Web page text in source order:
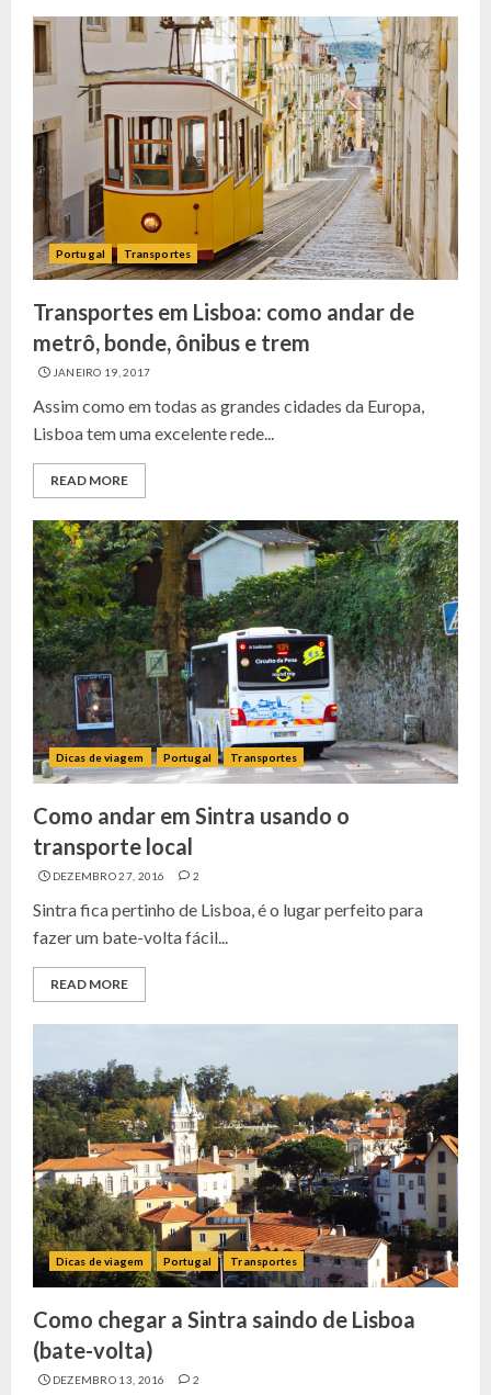
Portugal Transportes
Transportes em Lisboa: como andar de
metrô, bonde, ônibus e trem
JANEIRO 19, 2017
Assim como em todas as grandes cidades da Europa,
Lisboa tem uma excelente rede...
READ MORE
Dicas de viagem Portugal Transportes
Como andar em Sintra usando o
transporte local
DEZEMBRO 27, 2016 2
Sintra fica pertinho de Lisboa, é o lugar perfeito para
fazer um bate-volta fácil...
READ MORE
Dicas de viagem Portugal Transportes
Como chegar a Sintra saindo de Lisboa
(bate-volta)
DEZEMBRO 13, 2016 2